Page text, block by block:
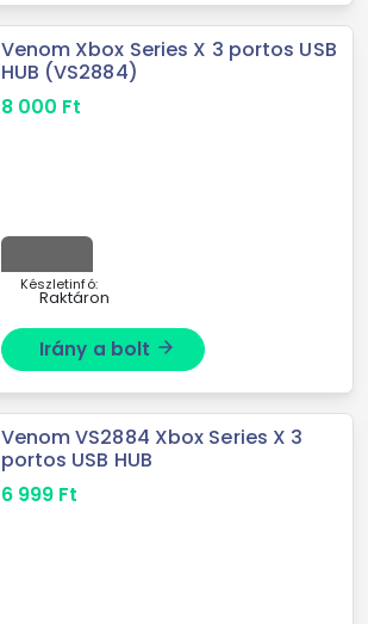
Venom Xbox Series X 3 portos USB
HUB (VS2884)
8 000 Ft
Készletinfó:
Raktáron
Irány a bolt arrow_forward
Venom VS2884 Xbox Series X 3
portos USB HUB
6 999 Ft